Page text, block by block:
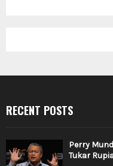
RECENT POSTS
Perry
Tukar